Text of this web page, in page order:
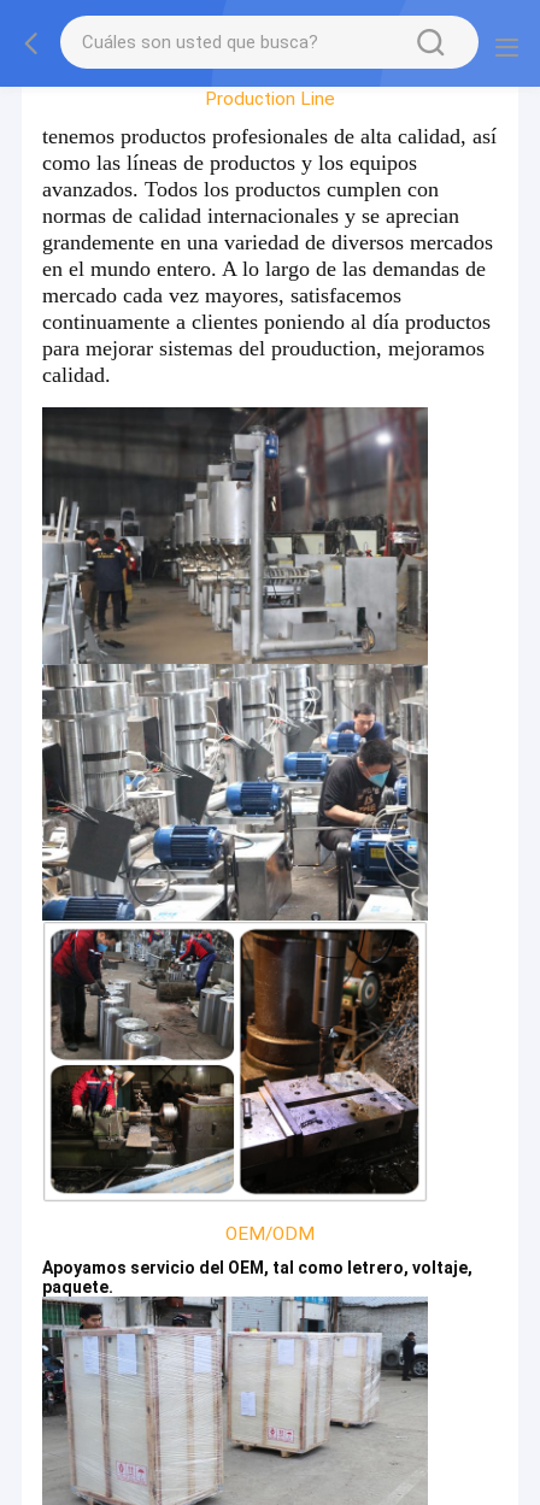
Viaje De La Fábrica
Production Line
tenemos productos profesionales de alta calidad, así
como las líneas de productos y los equipos
avanzados. Todos los productos cumplen con
normas de calidad internacionales y se aprecian
grandemente en una variedad de diversos mercados
en el mundo entero. A lo largo de las demandas de
mercado cada vez mayores, satisfacemos
continuamente a clientes poniendo al día productos
para mejorar sistemas del prouduction, mejoramos
calidad.
OEM/ODM
Apoyamos servicio del OEM, tal como letrero, voltaje,
paquete.